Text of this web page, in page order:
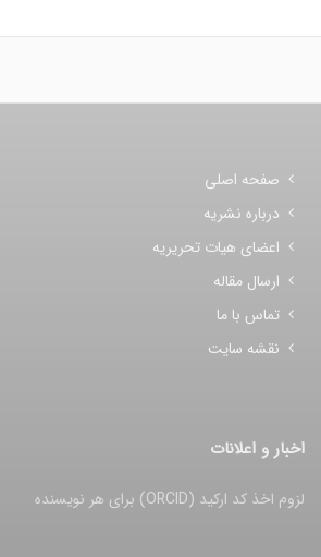
صفحه اصلی
درباره نشریه
اعضای هیات تحریریه
ارسال مقاله
تماس با ما
نقشه سایت
اخبار و اعلانات
لزوم اخذ کد ارکید (ORCID) برای هر نویسنده